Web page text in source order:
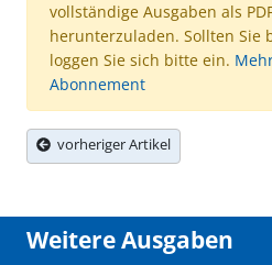
vollständige Ausgaben als
herunterzuladen. Sollten Sie
loggen Sie sich bitte ein.
Abonnement
vorheriger Artikel
Weitere Ausgaben